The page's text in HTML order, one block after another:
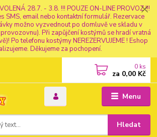
28.7. - 3.8. !!! POUZE ON-LINE PROVOZ !!!
SMS, email nebo kontaktní formulář. Rezervace
možno vyzvednout po domluvě ve skladu v
Při zapůjčení kostýmů se hradí vratná
Po telefonu kostýmy NEREZERVUJEME ! Eshop
Děkujeme za pochopení.
Menu
Hledat
0 ks
za 0,00 Kč